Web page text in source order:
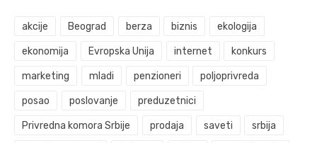
akcije Beograd berza biznis ekologija
ekonomija Evropska Unija internet konkurs
marketing mladi penzioneri poljoprivreda
posao poslovanje preduzetnici
Privredna komora Srbije prodaja saveti srbija